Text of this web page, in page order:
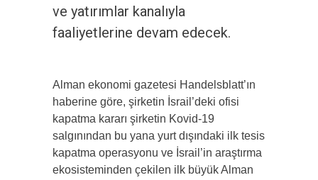
ve yatırımlar kanalıyla
faaliyetlerine devam edecek.
Alman ekonomi gazetesi Handelsblatt’ın
haberine göre, şirketin İsrail’deki ofisi
kapatma kararı şirketin Kovid-19
salgınından bu yana yurt dışındaki ilk tesis
kapatma operasyonu ve İsrail’in araştırma
ekosisteminden çekilen ilk büyük Alman